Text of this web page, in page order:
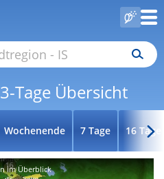
Tage Übersicht
Wochenende 7 Tage 16 Tage
im Überblick